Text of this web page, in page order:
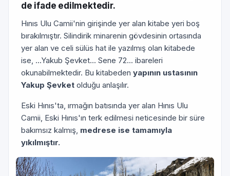
de ifade edilmek­tedir.
Hınıs Ulu Camii'nin girişinde yer alan kitabe yeri boş
bırakılmıştır. Silindirik minarenin gövdesinin orta­sında
yer alan ve celi sülüs hat ile yazılmış olan kita­bede
ise, ...Yakub Şevket... Sene 72... ibareleri
okunabilmektedir. Bu kitabeden yapının ustasının
Yakup Şevket olduğu anlaşılır.
Eski Hınıs'ta, ırmağın batısında yer alan Hınıs Ulu
Camii, Eski Hınıs'ın terk edilmesi neticesinde bir süre
bakımsız kalmış, medrese ise tamamıyla
yıkılmıştır.